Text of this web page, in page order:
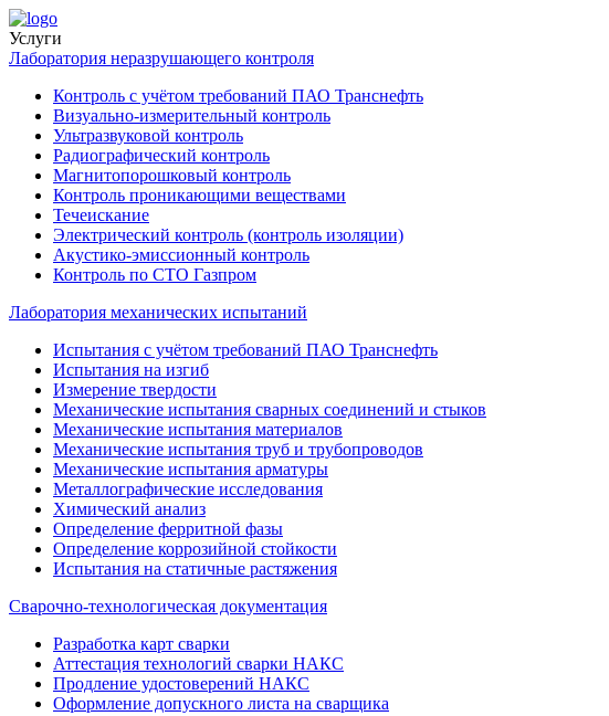
Услуги
Лаборатория неразрушающего контроля
Контроль с учётом требований ПАО Транснефть
Визуально-измерительный контроль
Ультразвуковой контроль
Радиографический контроль
Магнитопорошковый контроль
Контроль проникающими веществами
Течеискание
Электрический контроль (контроль изоляции)
Акустико-эмиссионный контроль
Контроль по СТО Газпром
Лаборатория механических испытаний
Испытания с учётом требований ПАО Транснефть
Испытания на изгиб
Измерение твердости
Механические испытания сварных соединений и стыков
Механические испытания материалов
Механические испытания труб и трубопроводов
Механические испытания арматуры
Металлографические исследования
Химический анализ
Определение ферритной фазы
Определение коррозийной стойкости
Испытания на статичные растяжения
Сварочно-технологическая документация
Разработка карт сварки
Аттестация технологий сварки НАКС
Продление удостоверений НАКС
Оформление допускного листа на сварщика